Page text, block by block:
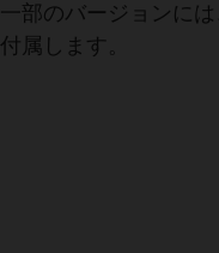
一部のバージョンに
付属します。